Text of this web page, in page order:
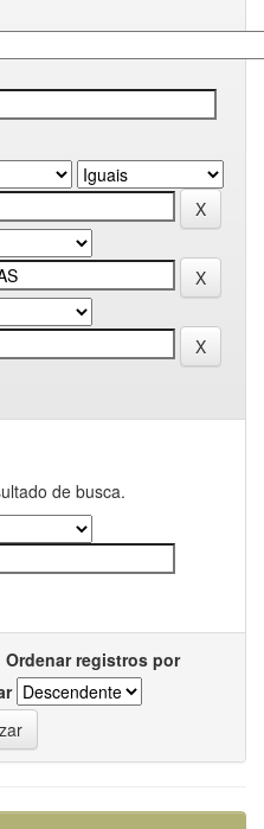
de busca.
Ordenar registros por